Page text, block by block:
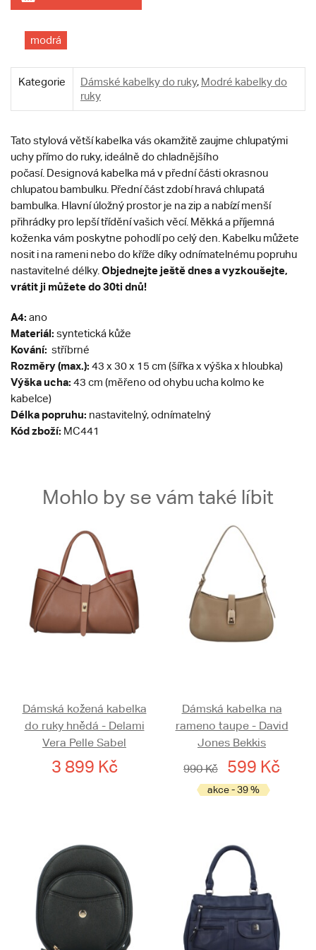
modrá
Kategorie Dámské kabelky do ruky, Modré kabelky do
ruky
Tato stylová větší kabelka vás okamžitě zaujme chlupatými
uchy přímo do ruky, ideálně do chladnějšího
počasí. Designová kabelka má v přední části okrasnou
chlupatou bambulku. Přední část zdobí hravá chlupatá
bambulka. Hlavní úložný prostor je na zip a nabízí menší
přihrádky pro lepší třídění vašich věcí. Měkká a příjemná
koženka vám poskytne pohodlí po celý den. Kabelku můžete
nosit i na rameni nebo do kříže díky odnímatelnému popruhu
nastavitelné délky. Objednejte ještě dnes a vyzkoušejte,
vrátit ji můžete do 30ti dnů!
A4: ano
Materiál: syntetická kůže
Kování: stříbrné
Rozměry (max.): 43 x 30 x 15 cm (šířka x výška x hloubka)
Výška ucha: 43 cm (měřeno od ohybu ucha kolmo ke
kabelce)
Délka popruhu: nastavitelný, odnímatelný
Kód zboží: MC441
Mohlo by se vám také líbit
Dámská kožená kabelka
do ruky hnědá - Delami
Vera Pelle Sabel
3 899 Kč
Dámská kabelka na
rameno taupe - David
Jones Bekkis
990 Kč
599 Kč
akce - 39 %